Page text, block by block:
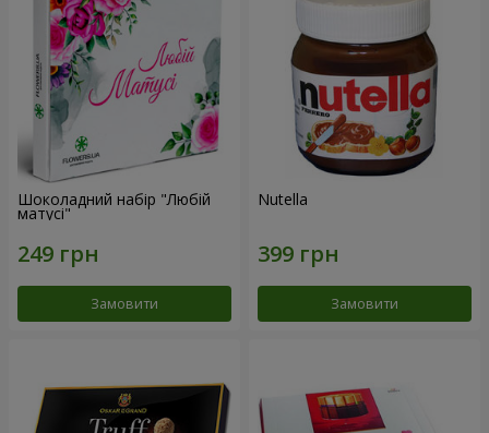
Шоколадний набір "Любій
матусі"
Замовити
Nutella
Замовити